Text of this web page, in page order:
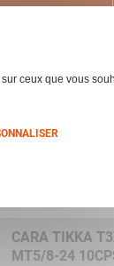
CARA TIKKA
MT5/8-24
ceux que vous